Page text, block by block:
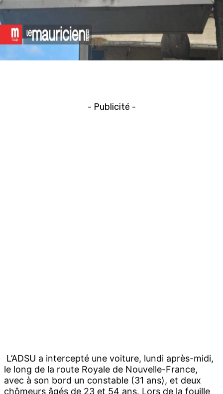
- Publicité -
L’ADSU a intercepté une voiture, lundi après-midi,
le long de la route Royale de Nouvelle-France,
avec à son bord un constable (31 ans), et deux
chômeurs âgés de 23 et 54 ans. Lors de la fouille